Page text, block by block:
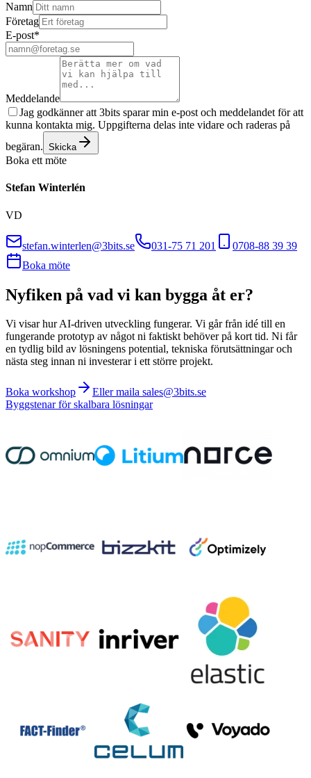
Namn
Företag
E-post*
Meddelande
Jag godkänner att 3bits sparar min e-post och meddelandet för att
kunna kontakta mig. Uppgifterna delas inte vidare och raderas på
begäran. Skicka
Boka ett möte
Stefan Winterlén
VD
stefan.winterlen@3bits.se 031-75 71 201
0708-88 39 39
Boka möte
Nyfiken på vad vi kan bygga åt er?
Vi visar hur AI-driven utveckling fungerar. Vi går från idé till en
fungerande prototyp av något ni faktiskt behöver på kort tid. Ni får
en tydlig bild av lösningens potential, tekniska förutsättningar och
nästa steg innan ni investerar i ett större projekt.
Boka workshop
Eller maila sales@3bits.se
Byggstenar för skalbara lösningar